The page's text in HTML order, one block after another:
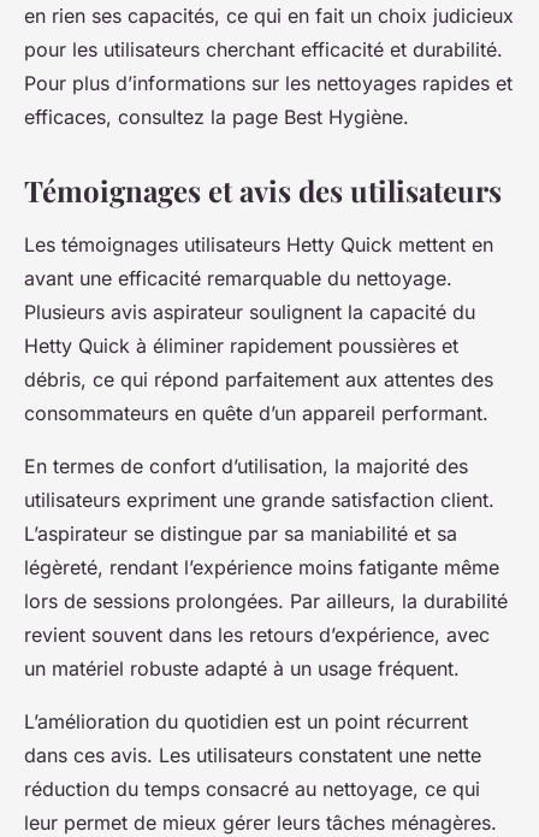
en rien ses capacités, ce qui en fait un choix judicieux
pour les utilisateurs cherchant efficacité et durabilité.
Pour plus d’informations sur les nettoyages rapides et
efficaces, consultez la page Best Hygiène.
Témoignages et avis des utilisateurs
Les témoignages utilisateurs Hetty Quick mettent en
avant une efficacité remarquable du nettoyage.
Plusieurs avis aspirateur soulignent la capacité du
Hetty Quick à éliminer rapidement poussières et
débris, ce qui répond parfaitement aux attentes des
consommateurs en quête d’un appareil performant.
En termes de confort d’utilisation, la majorité des
utilisateurs expriment une grande satisfaction client.
L’aspirateur se distingue par sa maniabilité et sa
légèreté, rendant l’expérience moins fatigante même
lors de sessions prolongées. Par ailleurs, la durabilité
revient souvent dans les retours d’expérience, avec
un matériel robuste adapté à un usage fréquent.
L’amélioration du quotidien est un point récurrent
dans ces avis. Les utilisateurs constatent une nette
réduction du temps consacré au nettoyage, ce qui
leur permet de mieux gérer leurs tâches ménagères.